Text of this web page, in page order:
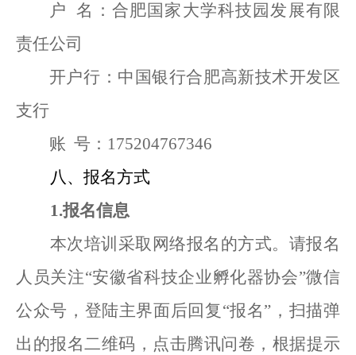
户 名：合肥国家大学科技园发展有限
责任公司
开户行：中国银行合肥高新技术开发区
支行
账 号： 175204767346
八、报名方式
1.报名信息
本次培训采取网络报名的方式。请报名
人员关注“安徽省科技企业孵化器协会”微信
公众号，登陆主界面后回复“报名” ， 扫描弹
出的报名二维码，点击腾讯问卷，根据提示